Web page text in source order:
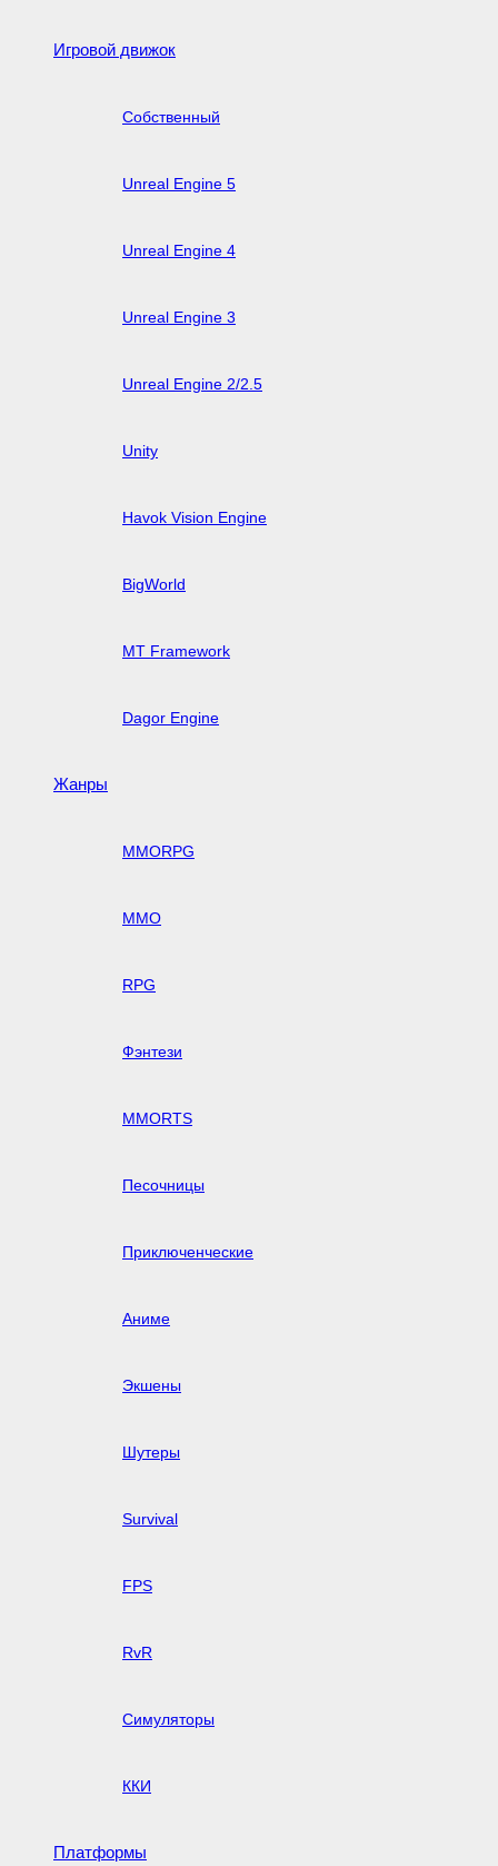
Игровой движок
Собственный
Unreal Engine 5
Unreal Engine 4
Unreal Engine 3
Unreal Engine 2/2.5
Unity
Havok Vision Engine
BigWorld
MT Framework
Dagor Engine
Жанры
MMORPG
MMO
RPG
Фэнтези
MMORTS
Песочницы
Приключенческие
Аниме
Экшены
Шутеры
Survival
FPS
RvR
Симуляторы
ККИ
Платформы